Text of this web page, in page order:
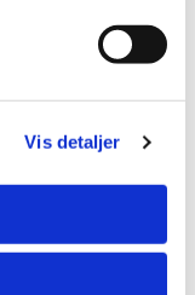
Vis detaljer